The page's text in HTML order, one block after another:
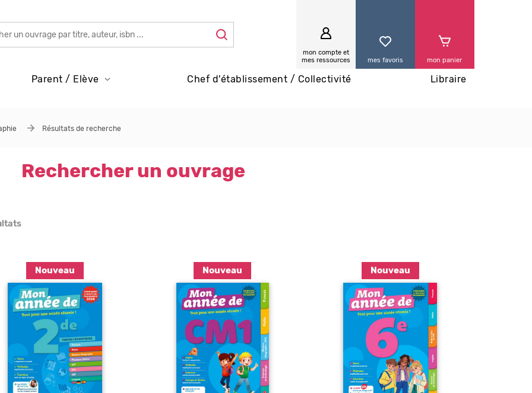
mon compte et
mes ressources
mes favoris mon panier
Parent / Elève Chef d'établissement / Collectivité Libraire
Résultats de recherche
Rechercher un ouvrage
Nouveau Nouveau Nouveau